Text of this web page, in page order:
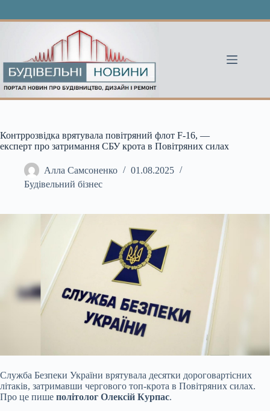
Контррозвідка врятувала повітряний флот F-16, —
експерт про затримання СБУ крота в Повітряних силах
Алла Самсоненко
01.08.2025
Будівельний бізнес
Служба Безпеки України врятувала десятки дороговартісних
літаків, затримавши чергового топ-крота в Повітряних силах.
Про це пише політолог Олексій Курпас.